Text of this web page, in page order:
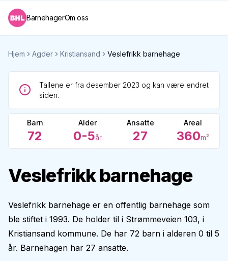
BarnehagerOm oss
Hjem Agder Kristiansand Veslefrikk barnehage
Tallene er fra desember 2023 og kan være endret
siden.
Barn
72
Alder
0-5år
Ansatte
27
Areal
360m²
Veslefrikk barnehage
Veslefrikk barnehage er en offentlig barnehage som
ble stiftet i 1993. De holder til i Strømmeveien 103, i
Kristiansand kommune. De har 72 barn i alderen 0 til 5
år. Barnehagen har 27 ansatte.